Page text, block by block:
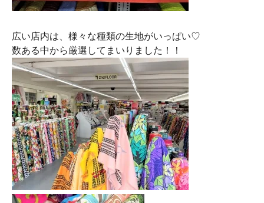
広い店内は、様々な種類の生地がいっぱい♡
数ある中から厳選してまいりました！！